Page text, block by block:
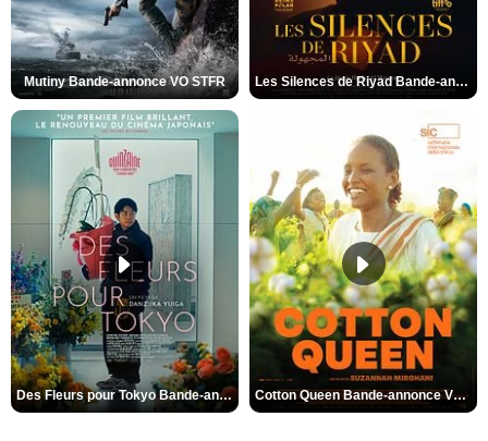
Mutiny Bande-annonce VO STFR Les Silences de Riyad Bande-annonce VO STFR
Des Fleurs pour Tokyo Bande-annonce VO STFR Cotton Queen Bande-annonce VO STFR